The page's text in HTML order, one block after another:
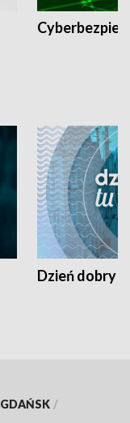
Dzień dobry
GDAŃSK /